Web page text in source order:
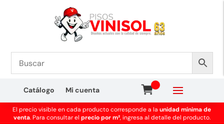
Catálogo Mi cuenta
El precio visible en cada producto corresponde a launidad mínima de
venta. Para consultar el precio por m², ingresa al detalle del producto.